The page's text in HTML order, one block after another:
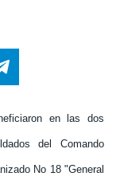
en las dos
del Comando
No 18 "General